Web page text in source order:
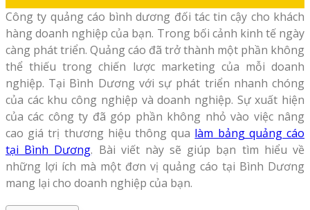
Công ty quảng cáo bình dương đối tác tin cậy cho khách
hàng doanh nghiệp của bạn. Trong bối cảnh kinh tế ngày
càng phát triển. Quảng cáo đã trở thành một phần không
thể thiếu trong chiến lược marketing của mỗi doanh
nghiệp. Tại Bình Dương với sự phát triển nhanh chóng
của các khu công nghiệp và doanh nghiệp. Sự xuất hiện
của các công ty đã góp phần không nhỏ vào việc nâng
cao giá trị thương hiệu thông qua làm bảng quảng cáo
tại Bình Dương. Bài viết này sẽ giúp bạn tìm hiểu về
những lợi ích mà một đơn vị quảng cáo tại Bình Dương
mang lại cho doanh nghiệp của bạn.